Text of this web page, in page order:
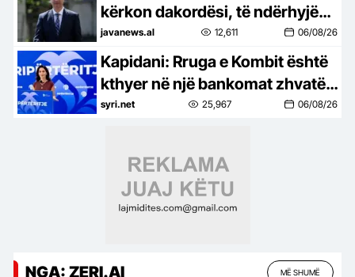
kërkon dakordësi, të ndërhyjë
edhe faktori ndërkombëtar
javanews.al 12,611 06/08/26
Kapidani: Rruga e Kombit është
kthyer në një bankomat zhvatës
të shqiptarëve. Të nisin
syri.net 25,967 06/08/26
NGA: ZERI.AI MË SHUMË